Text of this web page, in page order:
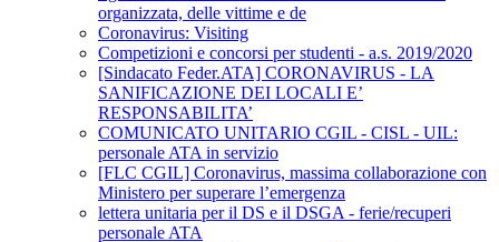
organizzata, delle vittime e de
Coronavirus: Visiting
Competizioni e concorsi per studenti - a.s. 2019/2020
[Sindacato Feder.ATA] CORONAVIRUS - LA
SANIFICAZIONE DEI LOCALI E’
RESPONSABILITA’
COMUNICATO UNITARIO CGIL - CISL - UIL:
personale ATA in servizio
[FLC CGIL] Coronavirus, massima collaborazione con
Ministero per superare l’emergenza
lettera unitaria per il DS e il DSGA - ferie/recuperi
personale ATA